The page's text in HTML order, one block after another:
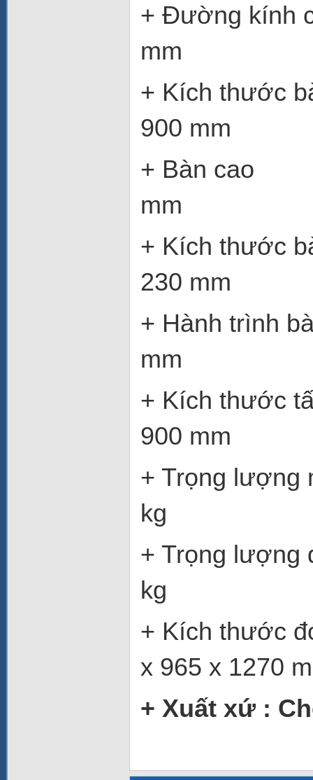
+ Đường
mm
+ Kích
900 mm
+
mm
+ Kích
230 mm
+ Hành
mm
+ Kích
900 mm
+
kg
+ Trọng
kg
+ Kích
x 965 x 1270
+ Xuất xứ :